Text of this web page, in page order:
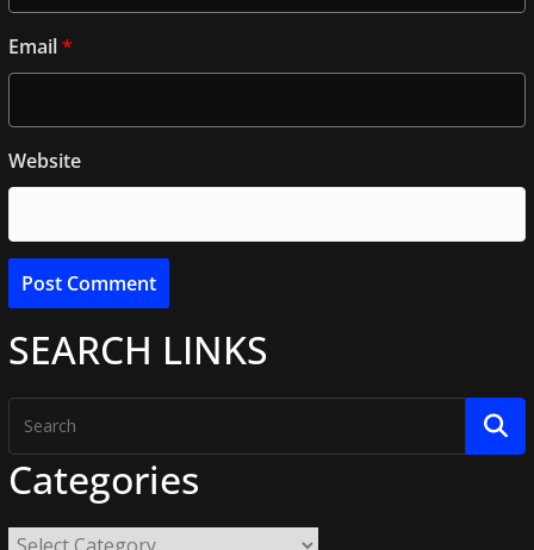
Email*
Website
SEARCH LINKS
Categories